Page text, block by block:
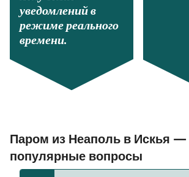
уведомлений в
режиме реального
времени.
Паром из Неаполь в Искья —
популярные вопросы